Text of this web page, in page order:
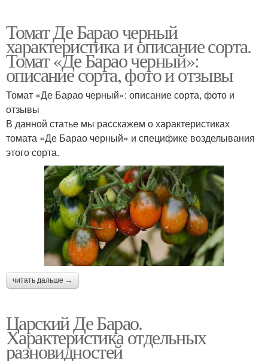
Томат Де Барао черный
характеристика и описание сорта.
Томат «Де Барао черный»:
описание сорта, фото и отзывы
Томат «Де Барао черный»: описание сорта, фото и
отзывы
В данной статье мы расскажем о характеристиках
томата «Де Барао черный» и специфике возделывания
этого сорта.
читать дальше →
Царский Де Барао.
Характеристика отдельных
разновидностей